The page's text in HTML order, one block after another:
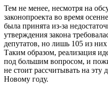
Тем не менее, несмотря на
законопроекта во время
была принята из-за
утверждения закона
депутатов, но лишь 105 из
Таким образом, реализация
под большим вопросом, и
не стоит рассчитывать на
Новому году.